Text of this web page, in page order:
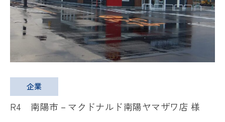
企業
R4 南陽市－マクドナルド南陽ヤマザワ店 様